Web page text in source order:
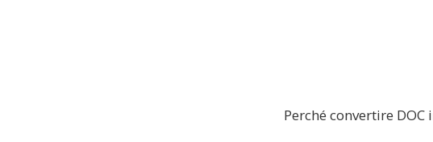
Perché convertire DOC